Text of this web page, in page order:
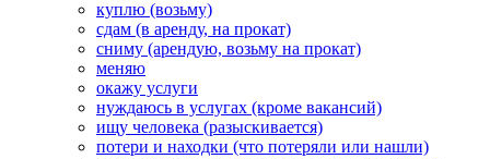
куплю (возьму)
сдам (в аренду, на прокат)
сниму (арендую, возьму на прокат)
меняю
окажу услуги
нуждаюсь в услугах (кроме вакансий)
ищу человека (разыскивается)
потери и находки (что потеряли или нашли)